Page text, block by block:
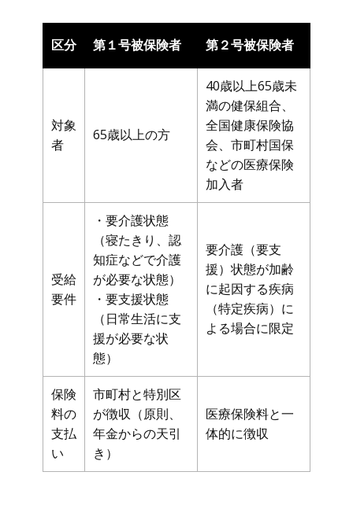
区分 第１号被保険者 第２号被保険者
対象
者
65歳以上の方
40歳以上65歳未
満の健保組合、
全国健康保険協
会、市町村国保
などの医療保険
加入者
受給
要件
・要介護状態
（寝たきり、認
知症などで介護
が必要な状態）
・要支援状態
（日常生活に支
援が必要な状
態）
要介護（要支
援）状態が加齢
に起因する疾病
（特定疾病）に
よる場合に限定
保険
料の
支払
い
市町村と特別区
が徴収（原則、
年金からの天引
き）
医療保険料と一
体的に徴収